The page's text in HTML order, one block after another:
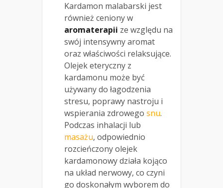
Kardamon malabarski jest
również ceniony w
aromaterapii ze względu na
swój intensywny aromat
oraz właściwości relaksujące.
Olejek eteryczny z
kardamonu może być
używany do łagodzenia
stresu, poprawy nastroju i
wspierania zdrowego snu.
Podczas inhalacji lub
masażu, odpowiednio
rozcieńczony olejek
kardamonowy działa kojąco
na układ nerwowy, co czyni
go doskonałym wyborem do